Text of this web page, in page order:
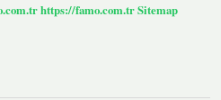
https://famo.com.trSitemap